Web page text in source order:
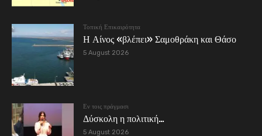
Τοπική Επικαιρότητα
Η Αίνος «βλέπει» Σαμοθράκη και Θάσο
5 August 2026
Εν τοις πράγμασι
Δύσκολη η πολιτική…
5 August 2026